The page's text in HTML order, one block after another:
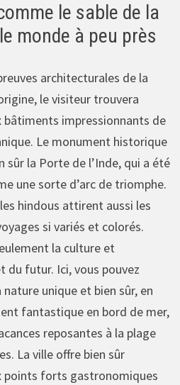
le sable de la
monde à peu près
architecturales de la
le visiteur trouvera
impressionnants de
Le monument historique
sûr la Porte de l’Inde, qui a été
une sorte d’arc de triomphe.
hindous attirent aussi les
si variés et colorés.
la culture et
du futur. Ici, vous pouvez
unique et bien sûr, en
fantastique en bord de mer,
reposantes à la plage
La ville offre bien sûr
points forts gastronomiques